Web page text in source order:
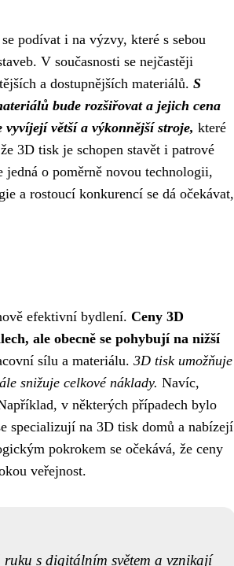
podívat i na výzvy, které s sebou
V současnosti se nejčastěji
a dostupnějších materiálů. S
bude rozšiřovat a jejich cena
vyvíjejí větší a výkonnější stroje, které
3D tisk je schopen stavět i patrové
jedná o poměrně novou technologii,
a rostoucí konkurencí se dá očekávat,
efektivní bydlení. Ceny 3D
ale obecně se pohybují na nižší
sílu a materiálu. 3D tisk umožňuje
snižuje celkové náklady. Navíc,
v některých případech bylo
specializují na 3D tisk domů a nabízejí
pokrokem se očekává, že ceny
veřejnost.
s digitálním světem a vznikají